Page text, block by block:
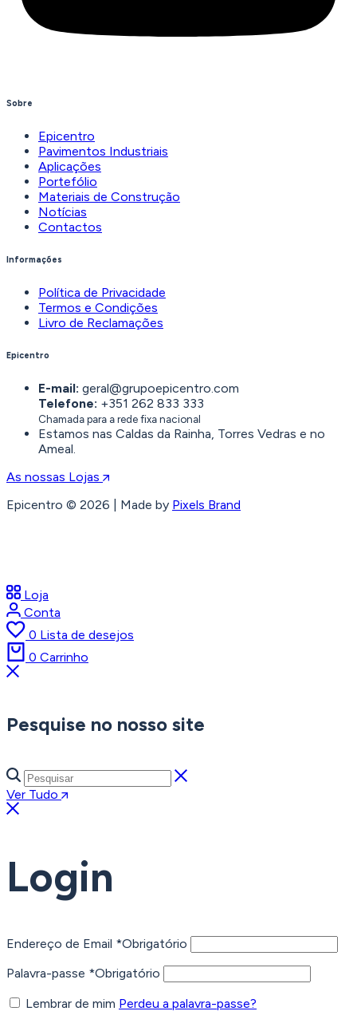
Sobre
Epicentro
Pavimentos Industriais
Aplicações
Portefólio
Materiais de Construção
Notícias
Contactos
Informações
Política de Privacidade
Termos e Condições
Livro de Reclamações
Epicentro
E-mail: geral@grupoepicentro.com
Telefone: +351 262 833 333
Chamada para a rede fixa nacional
Estamos nas Caldas da Rainha, Torres Vedras e no
Ameal.
As nossas Lojas
Epicentro © 2026 | Made by Pixels Brand
Loja
Conta
0 Lista de desejos
0 Carrinho
Pesquise no nosso site
Ver Tudo
Login
Endereço de Email *Obrigatório
Palavra-passe *Obrigatório
Lembrar de mim Perdeu a palavra-passe?